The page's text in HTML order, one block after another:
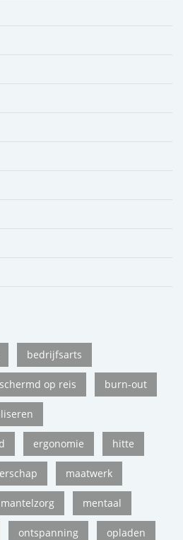
bedrijfsarts
op reis burn-out
ergonomie hitte
maatwerk
mantelzorg mentaal
ontspanning opladen